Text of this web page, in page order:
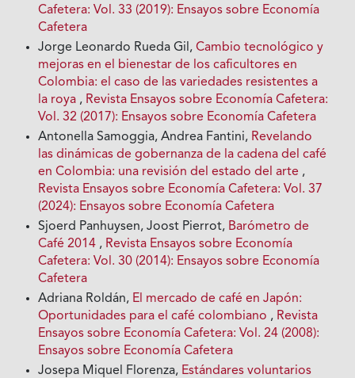
Cafetera: Vol. 33 (2019): Ensayos sobre Economía
Cafetera
Jorge Leonardo Rueda Gil,Cambio tecnológico y
mejoras en el bienestar de los caficultores en
Colombia: el caso de las variedades resistentes a
la roya , Revista Ensayos sobre Economía Cafetera:
Vol. 32 (2017): Ensayos sobre Economía Cafetera
Antonella Samoggia, Andrea Fantini, Revelando
las dinámicas de gobernanza de la cadena del café
en Colombia: una revisión del estado del arte ,
Revista Ensayos sobre Economía Cafetera: Vol. 37
(2024): Ensayos sobre Economía Cafetera
Sjoerd Panhuysen, Joost Pierrot, Barómetro de
Café 2014 , Revista Ensayos sobre Economía
Cafetera: Vol. 30 (2014): Ensayos sobre Economía
Cafetera
Adriana Roldán, El mercado de café en Japón:
Oportunidades para el café colombiano , Revista
Ensayos sobre Economía Cafetera: Vol. 24 (2008):
Ensayos sobre Economía Cafetera
Josepa Miquel Florenza, Estándares voluntarios